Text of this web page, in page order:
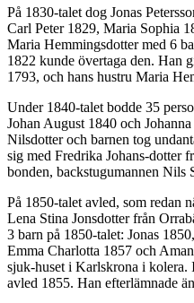
På 1830-talet dog Jonas
Carl Peter 1829, Maria Sophia
Maria Hemmingsdotter med 6
1822 kunde övertaga den. Han
1793, och hans hustru Maria
Under 1840-talet bodde 35
Johan August 1840 och
Nilsdotter och barnen tog
sig med Fredrika Johans-dotter
bonden, backstugumannen Nils
På 1850-talet avled, som redan
Lena Stina Jonsdotter från
3 barn på 1850-talet: Jonas
Emma Charlotta 1857 och
sjuk-huset i Karlskrona i kolera.
avled 1855. Han efterlämnade